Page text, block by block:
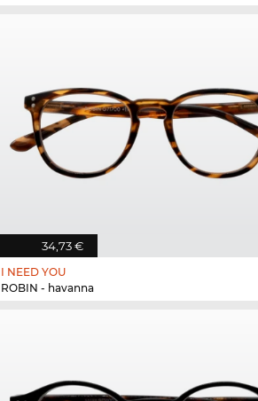
34,73 €
I NEED YOU
ROBIN - havanna